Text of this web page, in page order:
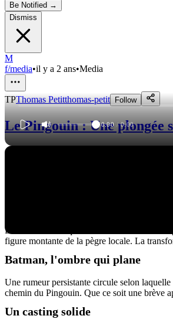
Be Notified →
Dismiss
M
f/media•il y a 2 ans•Media
TPThomas Petitthomas-petit Follow
Le Pingouin : Une plongée
0:00 / 0:00
Le film The Batman a été
En effet, Matt Reeves, le réalisateur, étend
captivante que le long-métrage qui l'a
Dans ce trailer inquiétant récemment
figure montante de la pègre locale. La
Batman, l'ombre qui plane
Une rumeur persistante circule selon
chemin du Pingouin. Que ce soit une brève
Un casting solide